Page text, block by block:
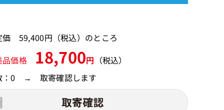
価 59,400円（税込）のところ
品価格 18,700円 （税込）
：0 → 取寄確認します